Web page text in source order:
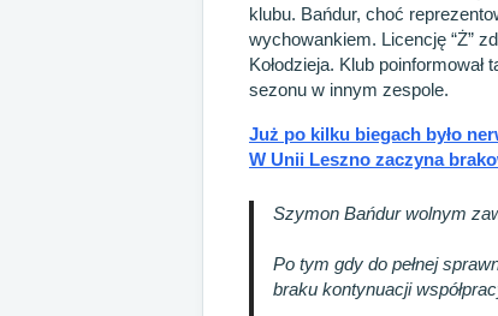
klubu. Bańdur, choć
wychowankiem. Licencję “Ż”
Kołodzieja. Klub
sezonu w innym zespole.
Już po kilku biegach było
W Unii Leszno zaczyna
Szymon Bańdur wolnym
Po tym gdy do pełnej
braku kontynuacji